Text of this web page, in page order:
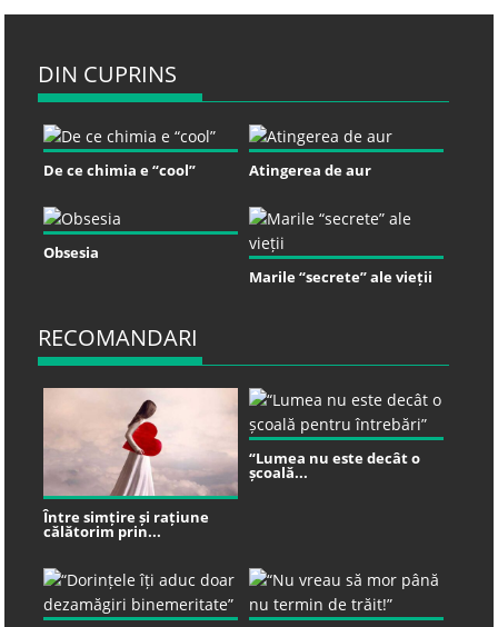
DIN CUPRINS
De ce chimia e “cool” Atingerea de aur
Obsesia
Marile “secrete” ale vieții
RECOMANDARI
Între simțire și rațiune
călătorim prin...
“Lumea nu este decât o
școală...